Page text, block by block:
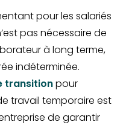
pour les salariés
pas nécessaire de
à long terme,
indéterminée.
transitionpour
travail temporaire est
de garantir